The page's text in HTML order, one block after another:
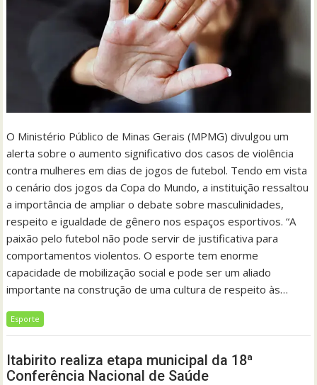
O Ministério Público de Minas Gerais (MPMG) divulgou um
alerta sobre o aumento significativo dos casos de violência
contra mulheres em dias de jogos de futebol. Tendo em vista
o cenário dos jogos da Copa do Mundo, a instituição ressaltou
a importância de ampliar o debate sobre masculinidades,
respeito e igualdade de gênero nos espaços esportivos. “A
paixão pelo futebol não pode servir de justificativa para
comportamentos violentos. O esporte tem enorme
capacidade de mobilização social e pode ser um aliado
importante na construção de uma cultura de respeito às…
Esporte
Itabirito realiza etapa municipal da 18ª
Conferência Nacional de Saúde